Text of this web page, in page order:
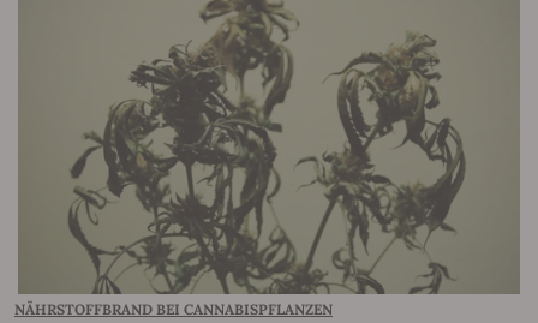
NÄHRSTOFFBRAND BEI CANNABISPFLANZEN